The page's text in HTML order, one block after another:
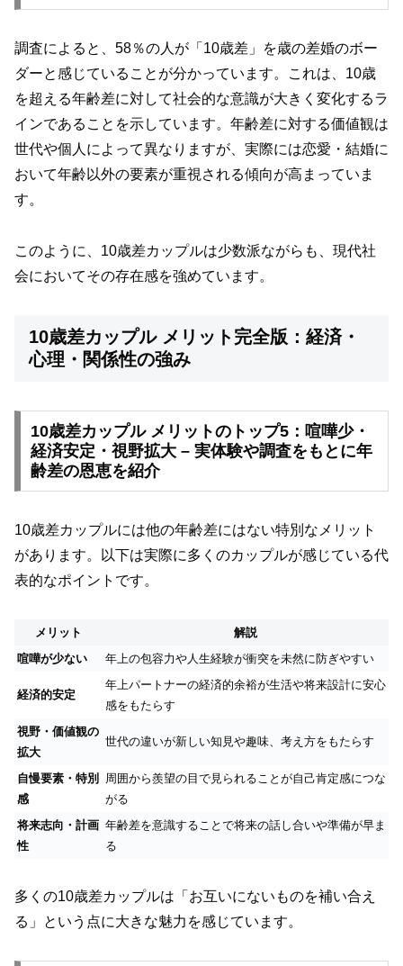
調査によると、58％の人が「10歳差」を歳の差婚のボー
ダーと感じていることが分かっています。これは、10歳
を超える年齢差に対して社会的な意識が大きく変化するラ
インであることを示しています。年齢差に対する価値観は
世代や個人によって異なりますが、実際には恋愛・結婚に
おいて年齢以外の要素が重視される傾向が高まっていま
す。
このように、10歳差カップルは少数派ながらも、現代社
会においてその存在感を強めています。
10歳差カップル メリット完全版：経済・
心理・関係性の強み
10歳差カップル メリットのトップ5：喧嘩少・
経済安定・視野拡大 – 実体験や調査をもとに年
齢差の恩恵を紹介
10歳差カップルには他の年齢差にはない特別なメリット
があります。以下は実際に多くのカップルが感じている代
表的なポイントです。
メリット
解説
喧嘩が少ない
年上の包容力や人生経験が衝突を未然に防ぎやすい
経済的安定
年上パートナーの経済的余裕が生活や将来設計に安心
感をもたらす
視野・価値観の
拡大
世代の違いが新しい知見や趣味、考え方をもたらす
自慢要素・特別
感
周囲から羨望の目で見られることが自己肯定感につな
がる
将来志向・計画
性
年齢差を意識することで将来の話し合いや準備が早ま
る
多くの10歳差カップルは「お互いにないものを補い合え
る」という点に大きな魅力を感じています。